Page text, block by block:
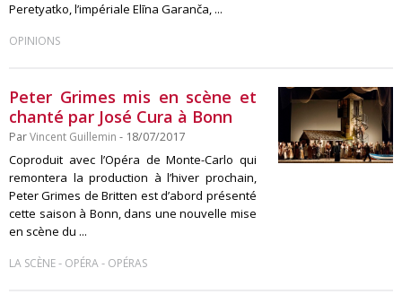
Peretyatko, l’impériale Elīna Garanča, ...
OPINIONS
Peter Grimes mis en scène et
chanté par José Cura à Bonn
ParVincent Guillemin - 18/07/2017
Coproduit avec l’Opéra de Monte-Carlo qui
remontera la production à l’hiver prochain,
Peter Grimes de Britten est d’abord présenté
cette saison à Bonn, dans une nouvelle mise
en scène du ...
LA SCÈNE- OPÉRA- OPÉRAS